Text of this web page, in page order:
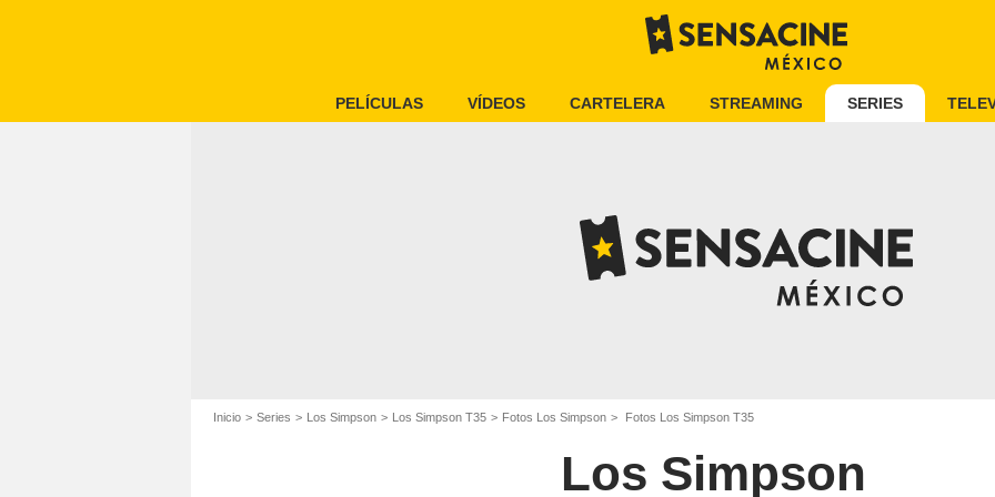
PELÍCULAS VÍDEOS CARTELERA STREAMING SERIES
Inicio Series Los Simpson Los Simpson T35 Fotos Los Simpson Fotos Los Simpson T35
Los Simpson